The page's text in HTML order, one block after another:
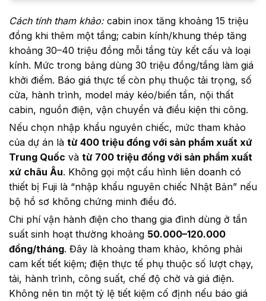
Cách tính tham khảo:cabin inox tăng khoảng 15 triệu
đồng khi thêm một tầng; cabin kính/khung thép tăng
khoảng 30–40 triệu đồng mỗi tầng tùy kết cấu và loại
kính. Mức trong bảng dùng 30 triệu đồng/tầng làm giá
khởi điểm. Báo giá thực tế còn phụ thuộc tải trọng, số
cửa, hành trình, model máy kéo/biến tần, nội thất
cabin, nguồn điện, vận chuyển và điều kiện thi công.
Nếu chọn nhập khẩu nguyên chiếc, mức tham khảo
của dự án là từ 400 triệu đồng với sản phẩm xuất xứ
Trung Quốc và từ 700 triệu đồng với sản phẩm xuất
xứ châu Âu. Không gọi một cấu hình liên doanh có
thiết bị Fuji là “nhập khẩu nguyên chiếc Nhật Bản” nếu
bộ hồ sơ không chứng minh điều đó.
Chi phí vận hành điện cho thang gia đình dùng ở tần
suất sinh hoạt thường khoảng 50.000–120.000
đồng/tháng. Đây là khoảng tham khảo, không phải
cam kết tiết kiệm; điện thực tế phụ thuộc số lượt chạy,
tải, hành trình, công suất, chế độ chờ và giá điện.
Không nên tin một tỷ lệ tiết kiệm cố định nếu báo giá